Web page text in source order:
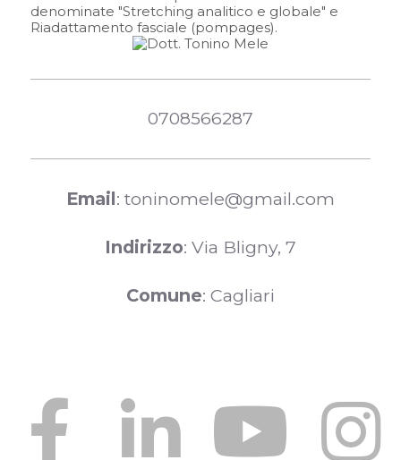
denominate "Stretching analitico e globale" e
Riadattamento fasciale (pompages).
0708566287
Email: toninomele@gmail.com
Indirizzo: Via Bligny, 7
Comune: Cagliari